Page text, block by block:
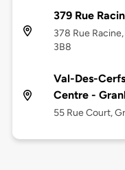
379 Rue
378 Rue
3B8
Val-Des-
Centre -
55 Rue Court,